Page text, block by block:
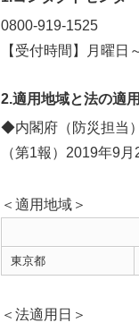
0800-919-1525
【受付時間】月曜
2.適用地域と法の適
◆内閣府（防災担当
（第1報）2019年9
＜適用地域＞
東京都
＜法適用日＞